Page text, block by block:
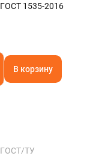
ГОСТ 1535-2016
В корзину
ГОСТ/ТУ